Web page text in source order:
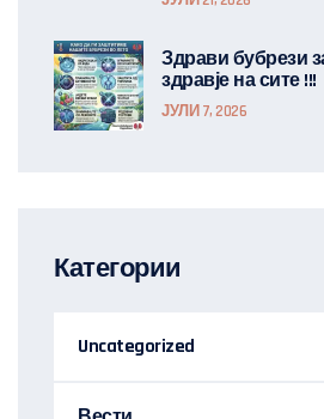
Здрави бубрези
здравје на сите !!!
ЈУЛИ 7, 2026
Категории
Uncategorized